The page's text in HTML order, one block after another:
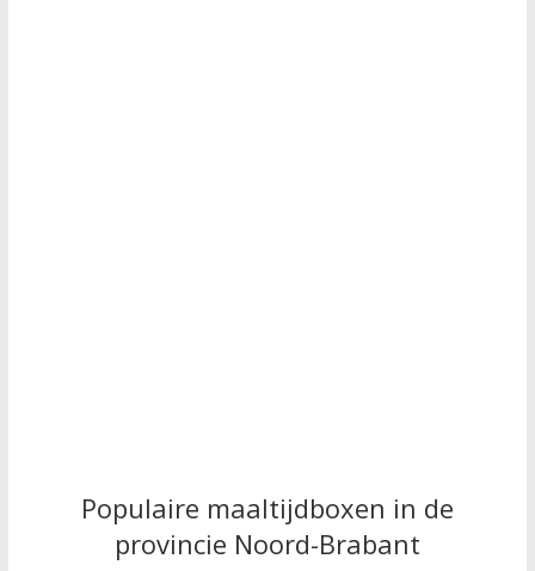
Populaire maaltijdboxen in de
provincie Noord-Brabant